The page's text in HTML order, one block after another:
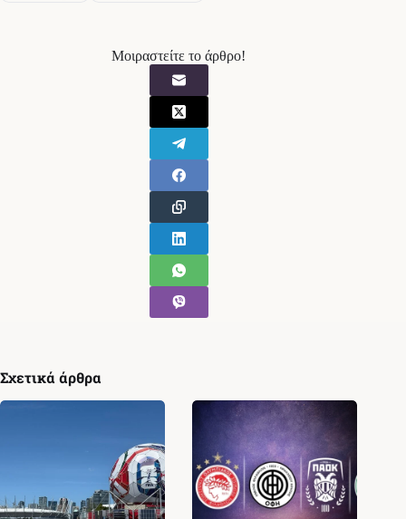
Μοιραστείτε το άρθρο!
Σχετικά άρθρα